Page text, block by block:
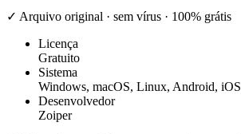
✓ Arquivo original · sem vírus · 100% grátis
Licença
Gratuito
Sistema
Windows, macOS, Linux, Android, iOS
Desenvolvedor
Zoiper